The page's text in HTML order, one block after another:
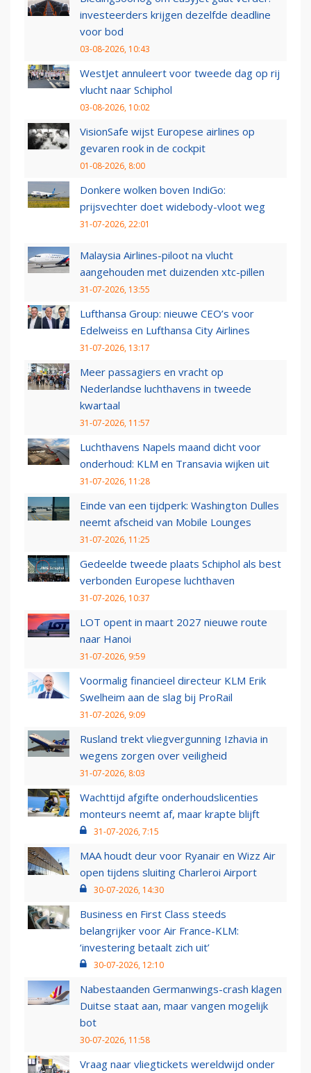
investeerders krijgen dezelfde deadline
voor bod
03-08-2026, 10:43
WestJet annuleert voor tweede dag op rij
vlucht naar Schiphol
03-08-2026, 10:02
VisionSafe wijst Europese airlines op
gevaren rook in de cockpit
01-08-2026, 8:00
Donkere wolken boven IndiGo:
prijsvechter doet widebody-vloot weg
31-07-2026, 22:01
Malaysia Airlines-piloot na vlucht
aangehouden met duizenden xtc-pillen
31-07-2026, 13:55
Lufthansa Group: nieuwe CEO’s voor
Edelweiss en Lufthansa City Airlines
31-07-2026, 13:17
Meer passagiers en vracht op
Nederlandse luchthavens in tweede
kwartaal
31-07-2026, 11:57
Luchthavens Napels maand dicht voor
onderhoud: KLM en Transavia wijken uit
31-07-2026, 11:28
Einde van een tijdperk: Washington Dulles
neemt afscheid van Mobile Lounges
31-07-2026, 11:25
Gedeelde tweede plaats Schiphol als best
verbonden Europese luchthaven
31-07-2026, 10:37
LOT opent in maart 2027 nieuwe route
naar Hanoi
31-07-2026, 9:59
Voormalig financieel directeur KLM Erik
Swelheim aan de slag bij ProRail
31-07-2026, 9:09
Rusland trekt vliegvergunning Izhavia in
wegens zorgen over veiligheid
31-07-2026, 8:03
Wachttijd afgifte onderhoudslicenties
monteurs neemt af, maar krapte blijft
31-07-2026, 7:15
MAA houdt deur voor Ryanair en Wizz Air
open tijdens sluiting Charleroi Airport
30-07-2026, 14:30
Business en First Class steeds
belangrijker voor Air France-KLM:
‘investering betaalt zich uit’
30-07-2026, 12:10
Nabestaanden Germanwings-crash klagen
Duitse staat aan, maar vangen mogelijk
bot
30-07-2026, 11:58
Vraag naar vliegtickets wereldwijd onder